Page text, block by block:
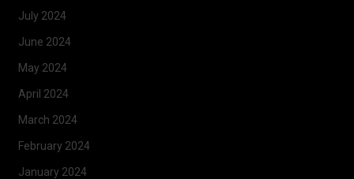
July 2024
June 2024
May 2024
April 2024
March 2024
February 2024
January 2024